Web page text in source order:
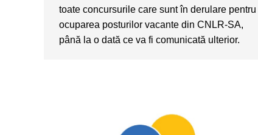
toate concursurile care sunt în derulare pentru
ocuparea posturilor vacante din CNLR-SA,
până la o dată ce va fi comunicată ulterior.